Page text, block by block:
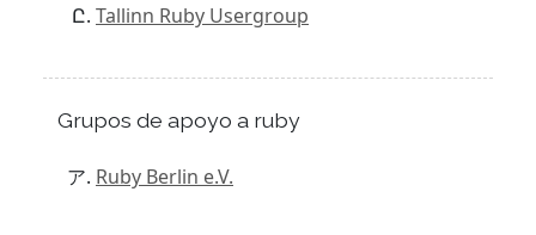
Tallinn Ruby Usergroup
Grupos de apoyo a ruby
Ruby Berlin e.V.